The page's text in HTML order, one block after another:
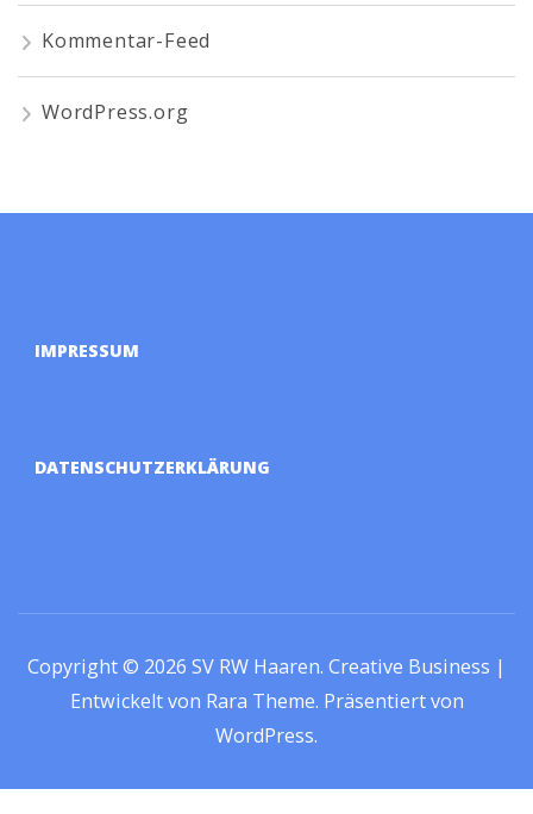
Kommentar-Feed
WordPress.org
IMPRESSUM
DATENSCHUTZERKLÄRUNG
Copyright © 2026 SV RW Haaren. Creative Business |
Entwickelt von Rara Theme. Präsentiert von
WordPress.